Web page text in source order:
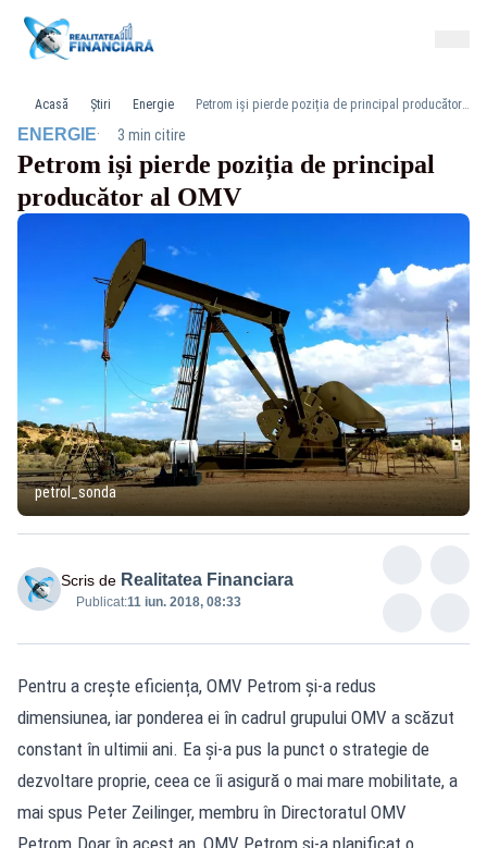
Acasă Știri Energie Petrom iși pierde poziția de principal producător al OMV
ENERGIE· 3 min citire
Petrom iși pierde poziția de principal
producător al OMV
petrol_sonda
Scris de Realitatea Financiara
Publicat:11 iun. 2018, 08:33
Pentru a crește eficiența, OMV Petrom și-a redus
dimensiunea, iar ponderea ei în cadrul grupului OMV a scăzut
constant în ultimii ani. Ea și-a pus la punct o strategie de
dezvoltare proprie, ceea ce îi asigură o mai mare mobilitate, a
mai spus Peter Zeilinger, membru în Directoratul OMV
Petrom.Doar în acest an, OMV Petrom și-a planificat o